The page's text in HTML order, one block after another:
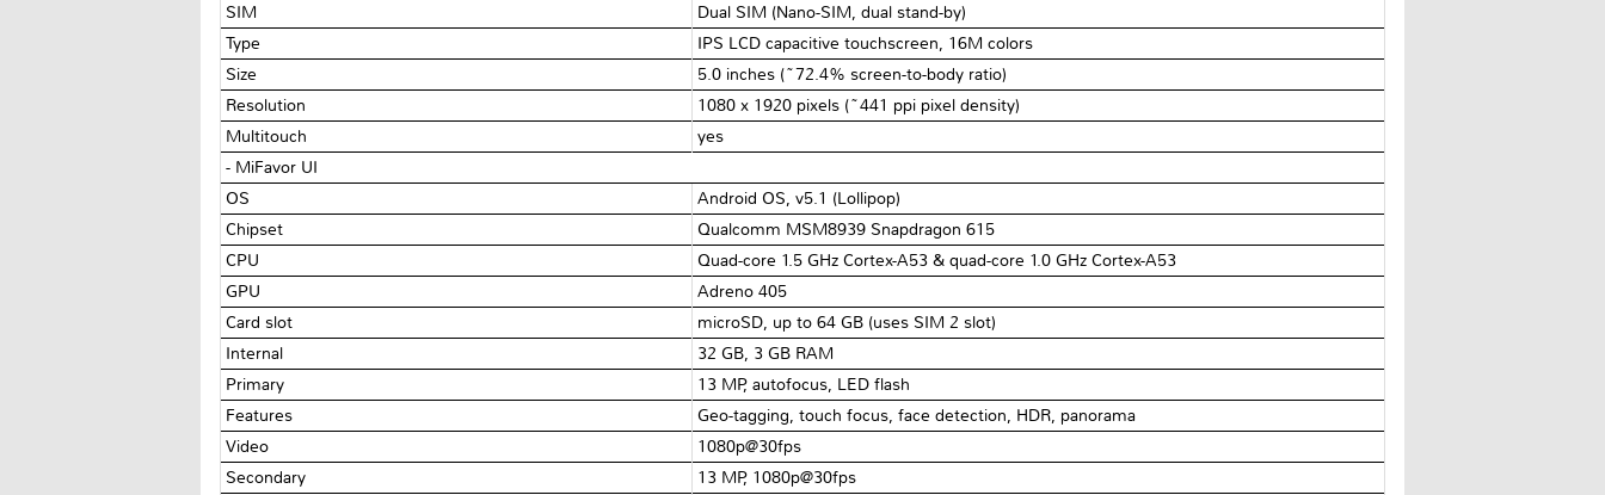
SIM
Dual SIM (Nano-SIM, dual stand-by)
Type
IPS LCD capacitive touchscreen, 16M colors
Size
5.0 inches (~72.4% screen-to-body ratio)
Resolution
1080 x 1920 pixels (~441 ppi pixel density)
Multitouch
yes
- MiFavor UI
OS
Android OS, v5.1 (Lollipop)
Chipset
Qualcomm MSM8939 Snapdragon 615
CPU
Quad-core 1.5 GHz Cortex-A53 & quad-core 1.0 GHz Cortex-A53
GPU
Adreno 405
Card slot
microSD, up to 64 GB (uses SIM 2 slot)
Internal
32 GB, 3 GB RAM
Primary
13 MP, autofocus, LED flash
Features
Geo-tagging, touch focus, face detection, HDR, panorama
Video
1080p@30fps
Secondary
13 MP, 1080p@30fps